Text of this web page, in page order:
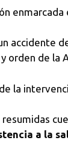
enmarcada
accidente
orden de la
la
a la